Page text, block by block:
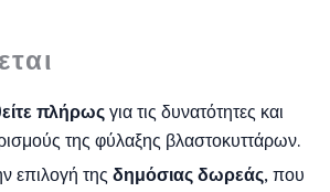
πλήρως για τις δυνατότητες και
της φύλαξης βλαστοκυττάρων.
επιλογή της δημόσιας δωρεάς, που